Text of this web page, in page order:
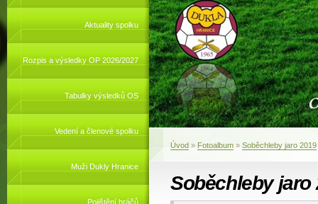
Aktuality spolku
Rozpis a výsledky OP 2026/2027
Tabulky výsledků OS
Vedení a členové spolku
Muži Dukly Hranice
Pojištění hráčů
Úvod » Fotoalbum » Soběchleby jaro 2019
Soběchleby jaro